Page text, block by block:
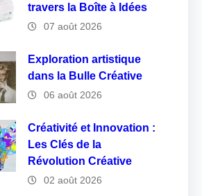
travers la Boîte à Idées
07 août 2026
Exploration artistique
dans la Bulle Créative
06 août 2026
Créativité et Innovation :
Les Clés de la
Révolution Créative
02 août 2026